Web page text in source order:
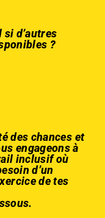
d’autres
?
des chances et
engageons à
inclusif où
d’un
de tes